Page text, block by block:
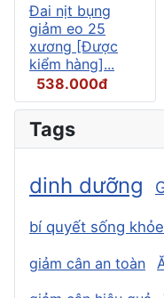
Đai nịt bụng
giảm eo 25
xương [Được
kiểm hàng]...
538.000đ
Tags
dinh dưỡng
bí quyết sống khỏe
giảm cân an toàn